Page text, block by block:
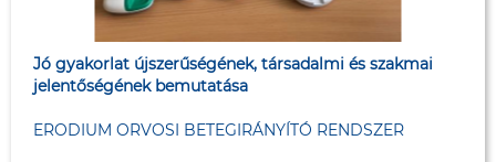
Jó gyakorlat újszerűségének, társadalmi és szakmai
jelentőségének bemutatása
ERODIUM ORVOSI BETEGIRÁNYÍTÓ RENDSZER